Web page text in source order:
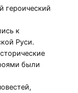
героический
к
Руси.
были